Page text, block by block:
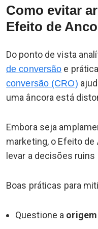
Como evitar
Efeito de
Do ponto de vista
de conversão e
conversão (CRO)
uma âncora está
Embora seja
marketing, o Efeito
levar a decisões
Boas práticas para
Questione a